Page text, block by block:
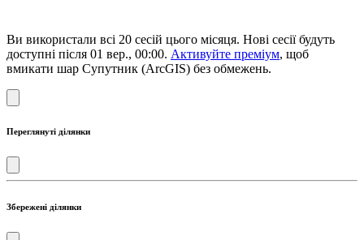
Ви використали всі 20 сесій цього місяця. Нові сесії будуть
доступні після 01 вер., 00:00. Активуйте преміум, щоб
вмикати шар Супутник (ArcGIS) без обмежень.
Переглянуті ділянки
Збережені ділянки